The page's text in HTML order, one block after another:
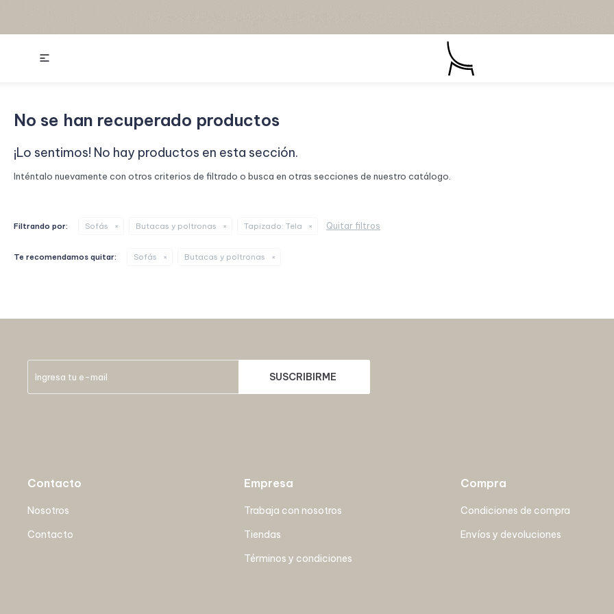

No se han recuperado productos
¡Lo sentimos! No hay productos en esta sección.
Inténtalo nuevamente con otros criterios de filtrado o busca en otras secciones de nuestro catálogo.
Filtrando por: Sofás Butacas y poltronas Tapizado: Tela Quitar filtros
Te recomendamos quitar: Sofás Butacas y poltronas
SUSCRIBIRME
Contacto
Nosotros
Contacto
Empresa
Trabaja con nosotros
Tiendas
Términos y condiciones
Compra
Condiciones de compra
Envíos y devoluciones